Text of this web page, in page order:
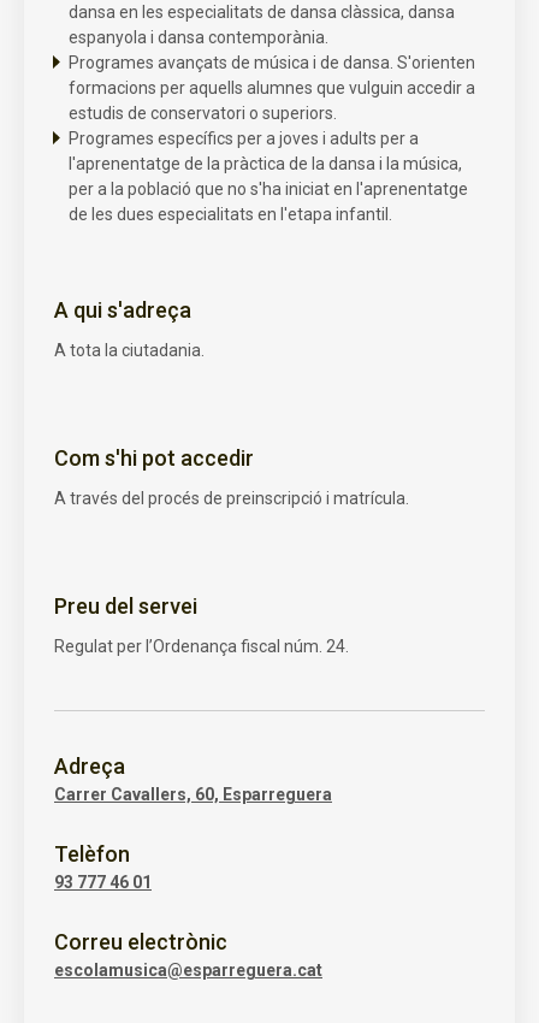
dansa en les especialitats de dansa clàssica, dansa
espanyola i dansa contemporània.
Programes avançats de música i de dansa. S'orienten
formacions per aquells alumnes que vulguin accedir a
estudis de conservatori o superiors.
Programes específics per a joves i adults per a
l'aprenentatge de la pràctica de la dansa i la música,
per a la població que no s'ha iniciat en l'aprenentatge
de les dues especialitats en l'etapa infantil.
A qui s'adreça
A tota la ciutadania.
Com s'hi pot accedir
A través del procés de preinscripció i matrícula.
Preu del servei
Regulat per l’Ordenança fiscal núm. 24.
Adreça
Carrer Cavallers, 60, Esparreguera
Telèfon
93 777 46 01
Correu electrònic
escolamusica@esparreguera.cat